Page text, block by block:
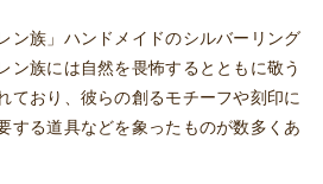
ン族」ハンドメイドのシルバーリング
ン族には自然を畏怖するとともに敬う
ており、彼らの創るモチーフや刻印に
する道具などを象ったものが数多くあ